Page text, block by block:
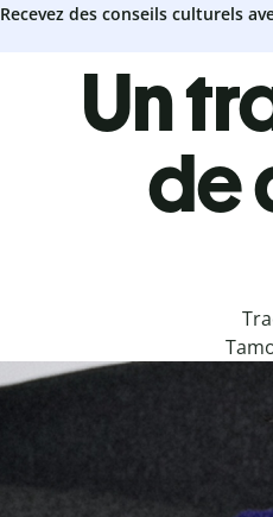
Recevez des conseils culturels
Un
de